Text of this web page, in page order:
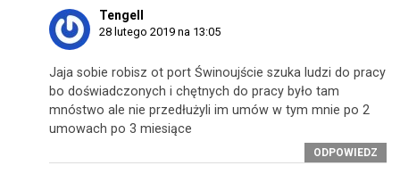
Tengell
28 lutego 2019 na 13:05
Jaja sobie robisz ot port Świnoujście szuka ludzi do pracy
bo doświadczonych i chętnych do pracy było tam
mnóstwo ale nie przedłużyli im umów w tym mnie po 2
umowach po 3 miesiące
ODPOWIEDZ